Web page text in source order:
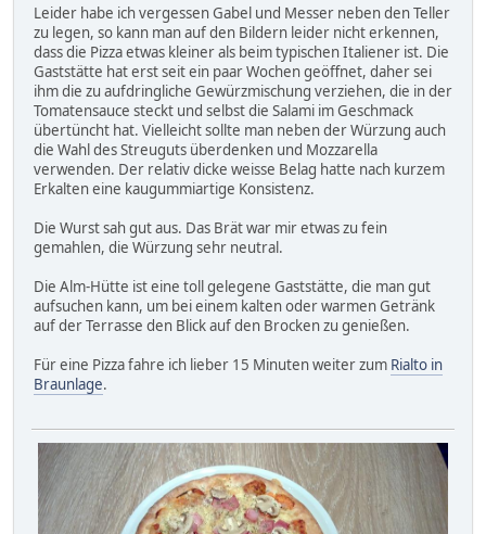
Leider habe ich vergessen Gabel und Messer neben den Teller
zu legen, so kann man auf den Bildern leider nicht erkennen,
dass die Pizza etwas kleiner als beim typischen Italiener ist. Die
Gaststätte hat erst seit ein paar Wochen geöffnet, daher sei
ihm die zu aufdringliche Gewürzmischung verziehen, die in der
Tomatensauce steckt und selbst die Salami im Geschmack
übertüncht hat. Vielleicht sollte man neben der Würzung auch
die Wahl des Streuguts überdenken und Mozzarella
verwenden. Der relativ dicke weisse Belag hatte nach kurzem
Erkalten eine kaugummiartige Konsistenz.
Die Wurst sah gut aus. Das Brät war mir etwas zu fein
gemahlen, die Würzung sehr neutral.
Die Alm-Hütte ist eine toll gelegene Gaststätte, die man gut
aufsuchen kann, um bei einem kalten oder warmen Getränk
auf der Terrasse den Blick auf den Brocken zu genießen.
Für eine Pizza fahre ich lieber 15 Minuten weiter zum Rialto in
Braunlage.